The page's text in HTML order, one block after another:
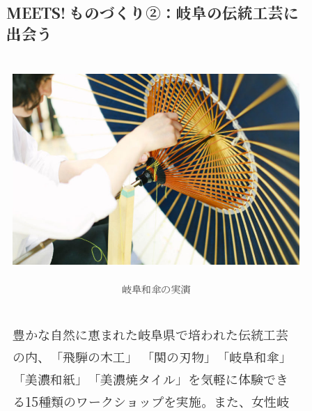
MEETS! ものづくり②：岐阜の伝統工芸に
出会う
岐阜和傘の実演
豊かな自然に恵まれた岐阜県で培われた伝統工芸
の内、「飛騨の木工」 「関の刃物」「岐阜和傘」
「美濃和紙」「美濃焼タイル」を気軽に体験でき
る15種類のワークショップを実施。また、女性岐